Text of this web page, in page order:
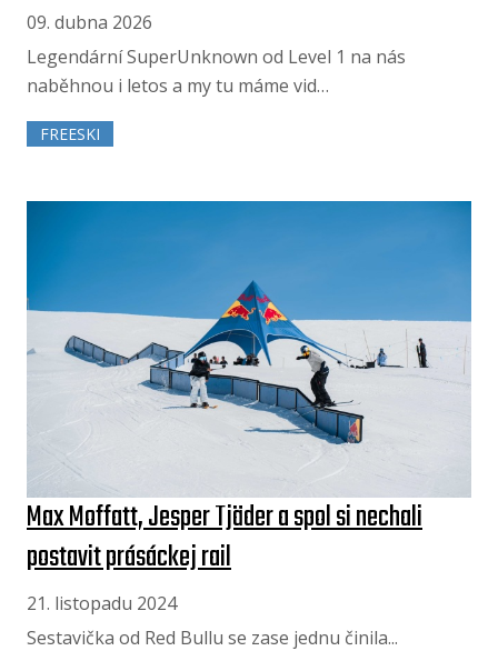
09. dubna 2026
Legendární SuperUnknown od Level 1 na nás
naběhnou i letos a my tu máme vid…
FREESKI
Max Moffatt, Jesper Tjäder a spol si nechali
postavit prásáckej rail
21. listopadu 2024
Sestavička od Red Bullu se zase jednu činila...